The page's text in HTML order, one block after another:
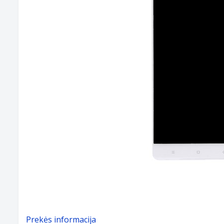
Prekės informacija